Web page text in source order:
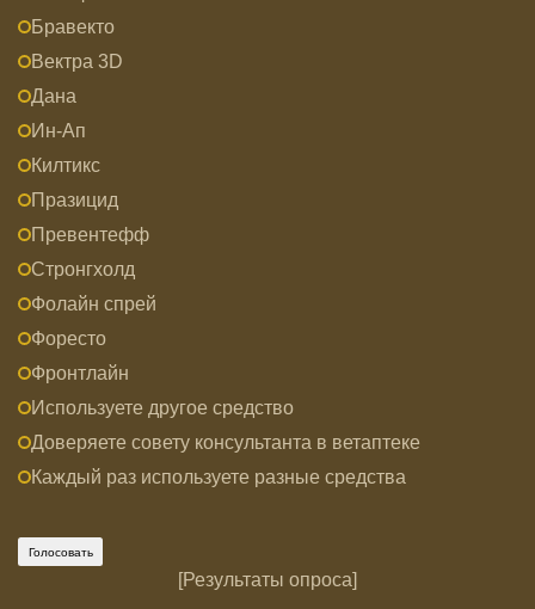
Бравекто
Вектра 3D
Дана
Ин-Ап
Килтикс
Празицид
Превентефф
Стронгхолд
Фолайн спрей
Форесто
Фронтлайн
Используете другое средство
Доверяете совету консультанта в ветаптеке
Каждый раз используете разные средства
[Результаты опроса]